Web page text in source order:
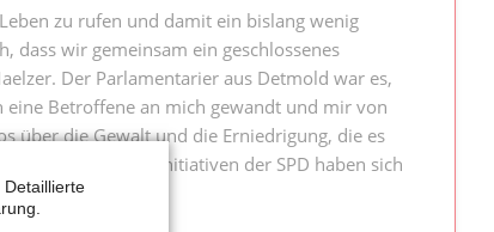
zu rufen und damit ein bislang wenig
dass wir gemeinsam ein geschlossenes
Der Parlamentarier aus Detmold war es,
eine Betroffene an mich gewandt und mir von
über die Gewalt und die Erniedrigung, die es
und Initiativen der SPD haben sich
Detaillierte